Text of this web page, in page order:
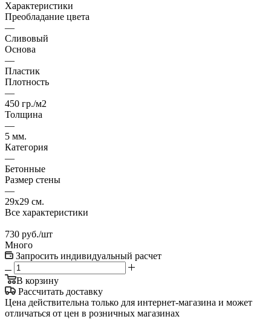
Характеристики
Преобладание цвета
—
Сливовый
Основа
—
Пластик
Плотность
—
450 гр./м2
Толщина
—
5 мм.
Категория
—
Бетонные
Размер стены
—
29x29 см.
Все характеристики
730 руб./шт
Много
Запросить индивидуальный расчет
В корзину
Рассчитать доставку
Цена действительна только для интернет-магазина и может
отличаться от цен в розничных магазинах